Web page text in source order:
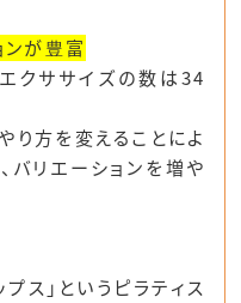
が豊富
クササイズの数は34
り方を変えることによ
バリエーションを増や
ス」というピラティス